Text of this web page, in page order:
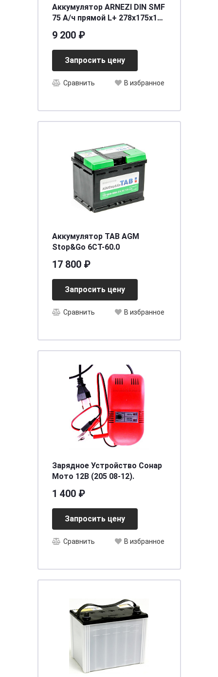
Аккумулятор ARNEZI DIN SMF
75 А/ч прямой L+ 278x175x190
9 200 ₽
Запросить цену
Сравнить В избранное
Аккумулятор TAB AGM
Stop&Go 6CT-60.0
17 800 ₽
Запросить цену
Сравнить В избранное
Зарядное Устройство Сонар
Мото 12В (205 08-12).
1 400 ₽
Запросить цену
Сравнить В избранное